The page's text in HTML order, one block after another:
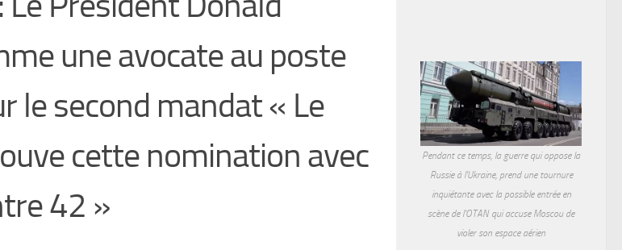
une avocate au poste
le second mandat « Le
cette nomination avec
42 »
Pendant ce temps, la guerre qui oppose la
Russie à l'Ukraine, prend une tournure
inquiétante avec la possible entrée en
scène de l'OTAN qui accuse Moscou de
violer son espace aérien